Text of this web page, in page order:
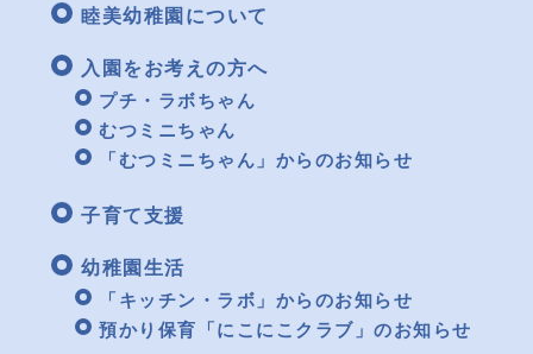
睦美幼稚園について
入園をお考えの方へ
プチ・ラボちゃん
むつミニちゃん
「むつミニちゃん」からのお知らせ
子育て支援
幼稚園生活
「キッチン・ラボ」からのお知らせ
預かり保育「にこにこクラブ」のお知らせ